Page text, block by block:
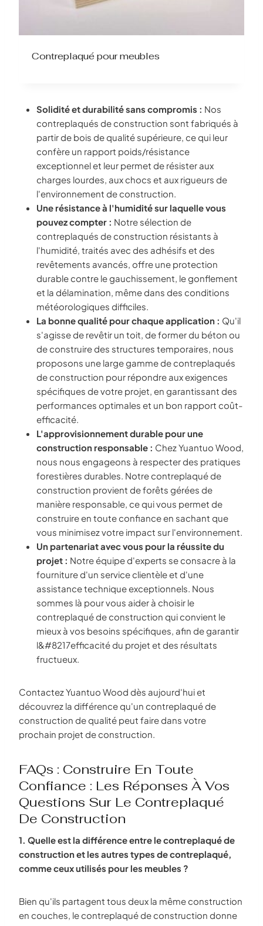
Contreplaqué pour meubles
Solidité et durabilité sans compromis : Nos
contreplaqués de construction sont fabriqués à
partir de bois de qualité supérieure, ce qui leur
confère un rapport poids/résistance
exceptionnel et leur permet de résister aux
charges lourdes, aux chocs et aux rigueurs de
l'environnement de construction.
Une résistance à l'humidité sur laquelle vous
pouvez compter : Notre sélection de
contreplaqués de construction résistants à
l'humidité, traités avec des adhésifs et des
revêtements avancés, offre une protection
durable contre le gauchissement, le gonflement
et la délamination, même dans des conditions
météorologiques difficiles.
La bonne qualité pour chaque application : Qu'il
s'agisse de revêtir un toit, de former du béton ou
de construire des structures temporaires, nous
proposons une large gamme de contreplaqués
de construction pour répondre aux exigences
spécifiques de votre projet, en garantissant des
performances optimales et un bon rapport coût-
efficacité.
L'approvisionnement durable pour une
construction responsable : Chez Yuantuo Wood,
nous nous engageons à respecter des pratiques
forestières durables. Notre contreplaqué de
construction provient de forêts gérées de
manière responsable, ce qui vous permet de
construire en toute confiance en sachant que
vous minimisez votre impact sur l'environnement.
Un partenariat avec vous pour la réussite du
projet : Notre équipe d'experts se consacre à la
fourniture d'un service clientèle et d'une
assistance technique exceptionnels. Nous
sommes là pour vous aider à choisir le
contreplaqué de construction qui convient le
mieux à vos besoins spécifiques, afin de garantir
l&#8217efficacité du projet et des résultats
fructueux.
Contactez Yuantuo Wood dès aujourd'hui et
découvrez la différence qu'un contreplaqué de
construction de qualité peut faire dans votre
prochain projet de construction.
FAQs : Construire En Toute
Confiance : Les Réponses À Vos
Questions Sur Le Contreplaqué
De Construction
1. Quelle est la différence entre le contreplaqué de
construction et les autres types de contreplaqué,
comme ceux utilisés pour les meubles ?
Bien qu'ils partagent tous deux la même construction
en couches, le contreplaqué de construction donne